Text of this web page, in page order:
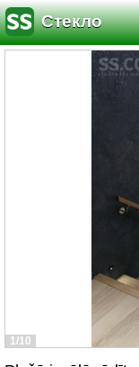
Стекло
1/10